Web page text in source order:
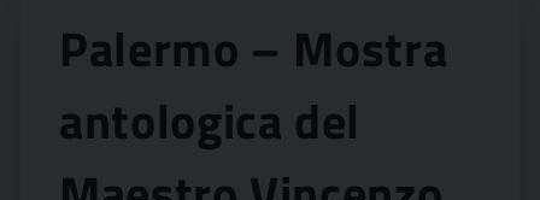
Palermo – Mostra
antologica del